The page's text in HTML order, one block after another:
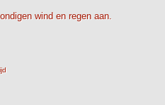
wind en regen aan.